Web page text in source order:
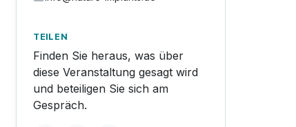
TEILEN
Finden Sie heraus, was über
diese Veranstaltung gesagt wird
und beteiligen Sie sich am
Gespräch.